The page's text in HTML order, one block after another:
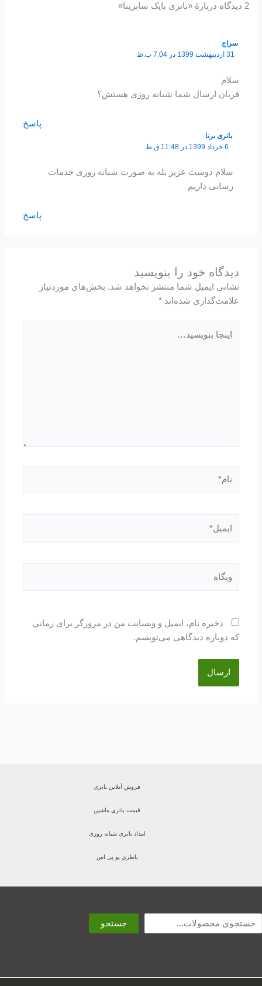
2 دیدگاه دربارهٔ «باتری بایک سابرینا»
سراج
31 اردیبهشت 1399 در 7:04 ب.ظ
سلام
قربان ارسال شما شبانه روزی هستش؟
پاسخ
باتری برنا
6 خرداد 1399 در 11:48 ق.ظ
سلام دوست عزیز بله به صورت شبانه روزی خدمات
رسانی داریم
پاسخ
دیدگاه‌ خود را بنویسید
نشانی ایمیل شما منتشر نخواهد شد. بخش‌های موردنیاز
علامت‌گذاری شده‌اند*
بنویسید…
ذخیره نام، ایمیل و وبسایت من در مرورگر برای زمانی
که دوباره دیدگاهی می‌نویسم.
فروش آنلاین باتری
قیمت باتری ماشین
امداد باتری شبانه روزی
باطری یو پی اس
جستجو